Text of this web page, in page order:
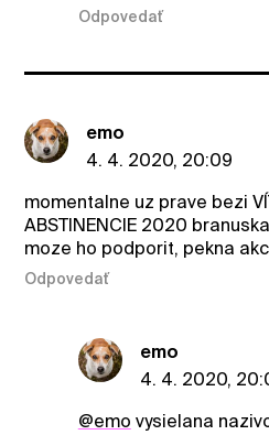
Odpovedať
emo
4. 4. 2020, 20:09
momentalne uz prave bezi
ABSTINENCIE 2020
moze ho podporit, pekna
Odpovedať
emo
4. 4. 2020,
@emo vysielana